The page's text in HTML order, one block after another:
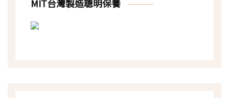
MIT台灣製造聰明保養